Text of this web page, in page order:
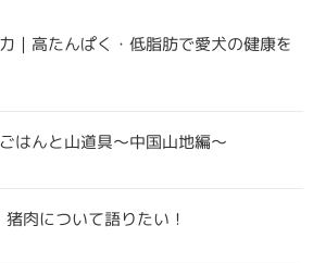
｜高たんぱく・低脂肪で愛犬の健康を
はんと山道具〜中国山地編〜
肉について語りたい！